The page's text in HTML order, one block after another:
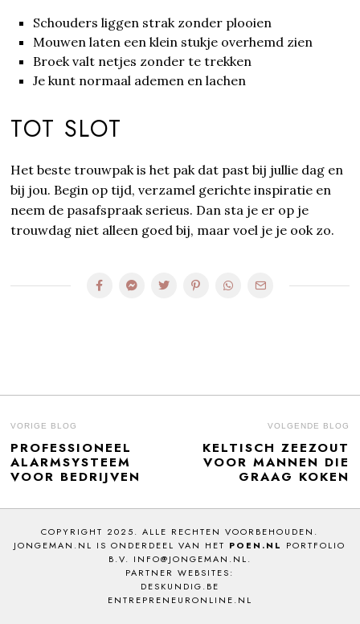
Schouders liggen strak zonder plooien
Mouwen laten een klein stukje overhemd zien
Broek valt netjes zonder te trekken
Je kunt normaal ademen en lachen
TOT SLOT
Het beste trouwpak is het pak dat past bij jullie dag en
bij jou. Begin op tijd, verzamel gerichte inspiratie en
neem de pasafspraak serieus. Dan sta je er op je
trouwdag niet alleen goed bij, maar voel je je ook zo.
BERICHT
NAVIGATIE
VORIGE BLOG
Previous
post:
PROFESSIONEEL
ALARMSYSTEEM
VOOR BEDRIJVEN
VOLGENDE BLOG
KELTISCH ZEEZOUT
VOOR MANNEN DIE
GRAAG KOKEN
COPYRIGHT 2025. ALLE RECHTEN VOORBEHOUDEN.
JONGEMAN.NL IS ONDERDEEL VAN HET POEN.NL PORTFOLIO
B.V. INFO@JONGEMAN.NL.
PARTNER WEBSITES:
DESKUNDIG.BE
ENTREPRENEURONLINE.NL